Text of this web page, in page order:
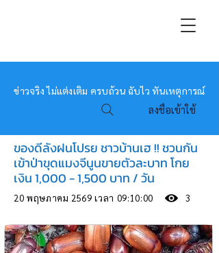
หมอข่าว
ข่าวจริง ไม่แต่งเติม ครบถ้วน ฉับไว ทันเหตุการณ์
ลงชื่อเข้าใช้
ของดีลังฝนโปรย ชาวบ้านเฮ !! ชวนกัน
เข้าป่าขุดแมงจีนูนขายตัวละบาท โกย
เงิน 1,000 - 1,500 บาท / วัน
20 พฤษภาคม 2569 เวลา 09:10:00 3